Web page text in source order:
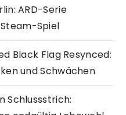
ARD-Serie
Spiel
Black Flag Resynced:
und Schwächen
Schlussstrich: